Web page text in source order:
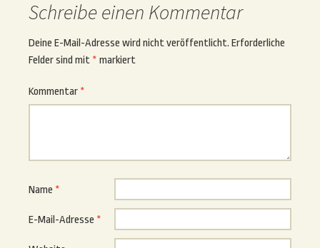
Schreibe einen Kommentar
Deine E-Mail-Adresse wird nicht veröffentlicht. Erforderliche
Felder sind mit * markiert
Kommentar *
Name *
E-Mail-Adresse *